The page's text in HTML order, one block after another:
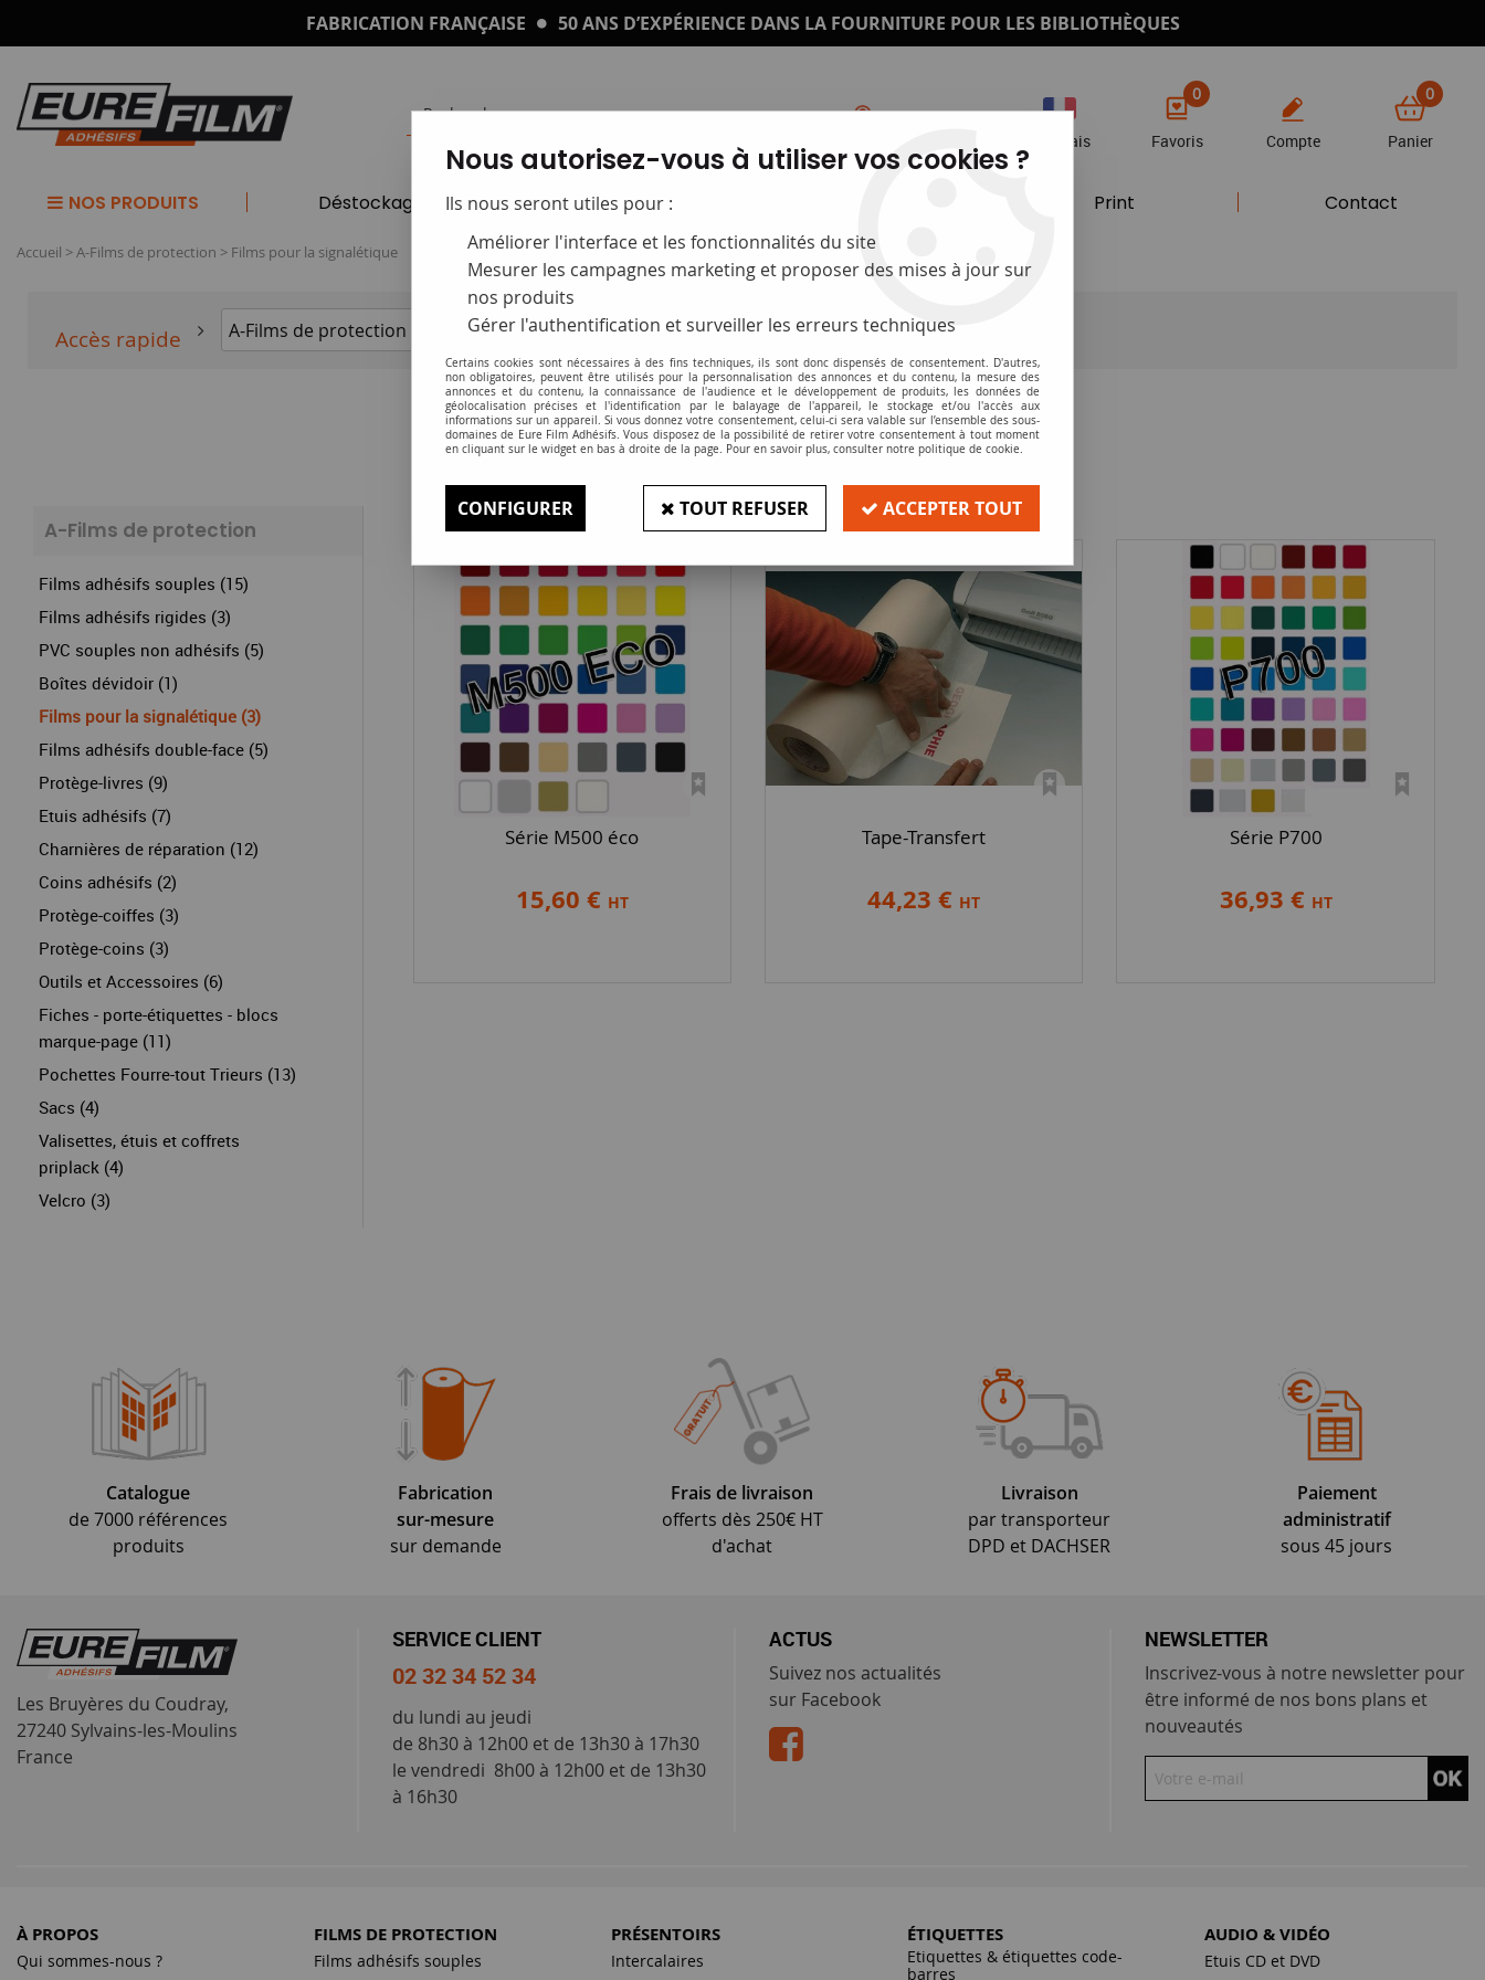
FABRICATION FRANÇAISE 50 ANS D’EXPÉRIENCE DANS LA FOURNITURE POUR LES BIBLIOTHÈQUES
Français
0
Favoris Compte
0
Panier
NOS PRODUITS Déstockage Catalogue Print Contact
Accueil >A-Films de protection > Films pour la signalétique
Accès rapide
Films pour la signalétique
A-Films de protection
Films adhésifs souples (15)
Films adhésifs rigides (3)
PVC souples non adhésifs (5)
Boîtes dévidoir (1)
Films pour la signalétique (3)
Films adhésifs double-face (5)
Protège-livres (9)
Etuis adhésifs (7)
Charnières de réparation (12)
Coins adhésifs (2)
Protège-coiffes (3)
Protège-coins (3)
Outils et Accessoires (6)
Fiches - porte-étiquettes - blocs
marque-page (11)
Pochettes Fourre-tout Trieurs (13)
Sacs (4)
Valisettes, étuis et coffrets
priplack (4)
Velcro (3)
Série M500 éco
15,60 € HT
Tape-Transfert
44,23 € HT
Série P700
36,93 € HT
Catalogue
de 7000 références
produits
Fabrication
sur-mesure
sur demande
Frais de livraison
offerts dès 250€ HT
d'achat
Livraison
par transporteur
DPD et DACHSER
Paiement
administratif
sous 45 jours
Les Bruyères du Coudray,
27240 Sylvains-les-Moulins
France
SERVICE CLIENT
02 32 34 52 34
du lundi au jeudi
de 8h30 à 12h00 et de 13h30 à 17h30
le vendredi 8h00 à 12h00 et de 13h30
à 16h30
ACTUS
Suivez nos actualités
sur Facebook
NEWSLETTER
Inscrivez-vous à notre newsletter pour
être informé de nos bons plans et
nouveautés
À PROPOS
Qui sommes-nous ?
FILMS DE PROTECTION
Films adhésifs souples
PRÉSENTOIRS
Intercalaires
ÉTIQUETTES
Etiquettes & étiquettes code-
barres
AUDIO & VIDÉO
Etuis CD et DVD
Nous autorisez-vous à utiliser vos cookies ?
Ils nous seront utiles pour :
Améliorer l'interface et les fonctionnalités du site
Mesurer les campagnes marketing et proposer des mises à jour sur
nos produits
Gérer l'authentification et surveiller les erreurs techniques
Certains cookies sont nécessaires à des fins techniques, ils sont donc dispensés de consentement. D'autres,
non obligatoires, peuvent être utilisés pour la personnalisation des annonces et du contenu, la mesure des
annonces et du contenu, la connaissance de l'audience et le développement de produits, les données de
géolocalisation précises et l'identification par le balayage de l'appareil, le stockage et/ou l'accès aux
informations sur un appareil. Si vous donnez votre consentement, celui-ci sera valable sur l’ensemble des sous-
domaines de Eure Film Adhésifs. Vous disposez de la possibilité de retirer votre consentement à tout moment
en cliquant sur le widget en bas à droite de la page. Pour en savoir plus, consulter notre politique de cookie.
CONFIGURER TOUT REFUSER ACCEPTER TOUT